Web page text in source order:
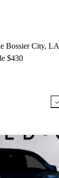
Bossier City, LA
$430